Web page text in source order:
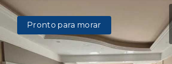
Pronto para morar